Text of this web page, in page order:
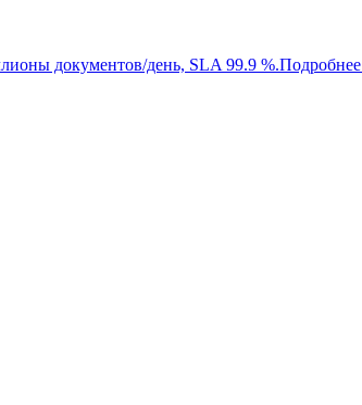
документов/день, SLA 99.9 %.Подробнее